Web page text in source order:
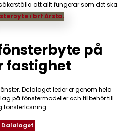
att allt fungerar som det ska.
på
fastighet
Dalalaget leder er genom hela
på fönstermodeller och tillbehör till
fönsterlösning.
Dalalaget